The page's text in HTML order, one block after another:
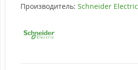
Производитель: Schneider Electric